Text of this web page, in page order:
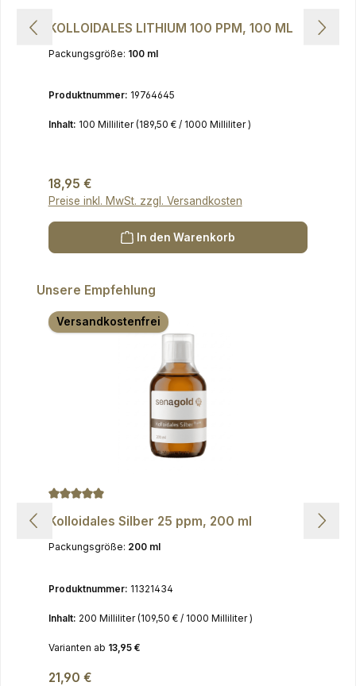
KOLLOIDALES LITHIUM 100 PPM, 100 ML
Packungsgröße: 100 ml
Produktnummer: 19764645
Inhalt: 100 Milliliter(189,50 € / 1000 Milliliter )
Regulärer Preis:
18,95 €
Preise inkl. MwSt. zzgl. Versandkosten
In den Warenkorb
Produktgalerie überspringen
Unsere Empfehlung
Versandkostenfrei
Kolloidales Silber 25 ppm, 200 ml
Packungsgröße: 200 ml
Produktnummer: 11321434
Inhalt: 200 Milliliter(109,50 € / 1000 Milliliter )
Varianten ab 13,95 €
Regulärer Preis:
21,90 €